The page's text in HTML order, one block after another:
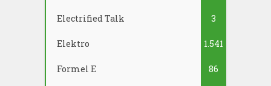
Electrified Talk 3
Elektro 1.541
Formel E 86